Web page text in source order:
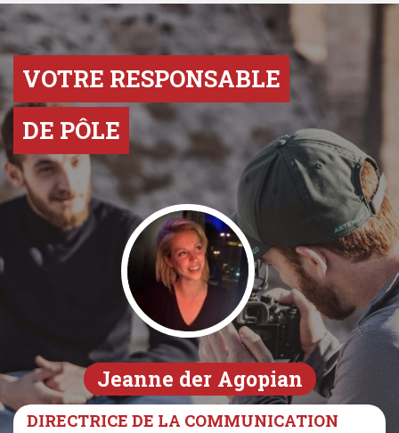
VOTRE RESPONSABLE
DE PÔLE
Jeanne der Agopian
DIRECTRICE DE LA COMMUNICATION